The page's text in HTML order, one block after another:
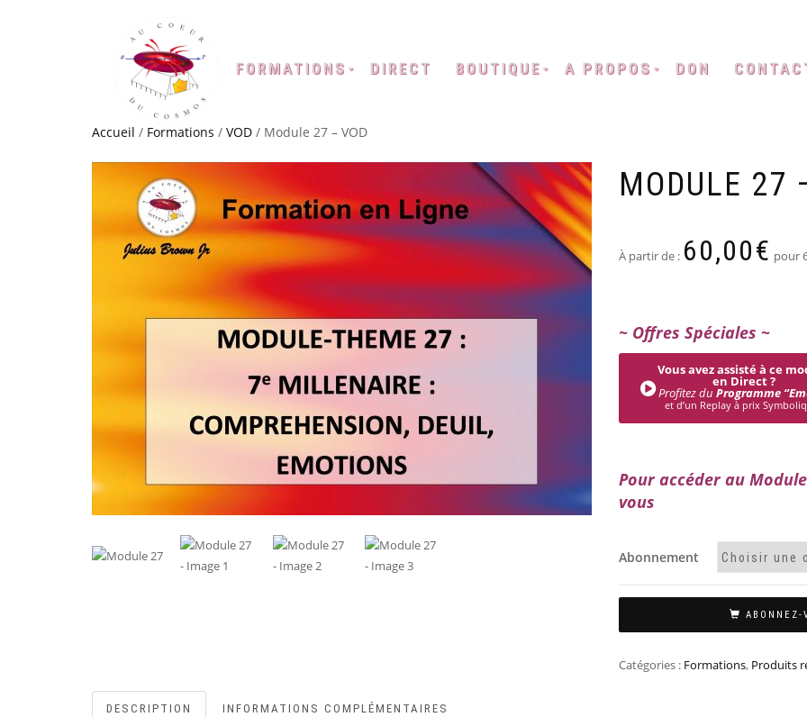
FORMATIONS DIRECT BOUTIQUE A PROPOS DON
Accueil / Formations / VOD / Module 27 – VOD
MODULE 27
À partir de : 60,00€ pour
~ Offres Spéciales ~
Vous avez assisté à ce
en Direct ?
Profitez du Programme
et d’un Replay à prix
Pour accéder au
vous
Abonnement
ABONNEZ-
Catégories : Formations, Produits
DESCRIPTION INFORMATIONS COMPLÉMENTAIRES